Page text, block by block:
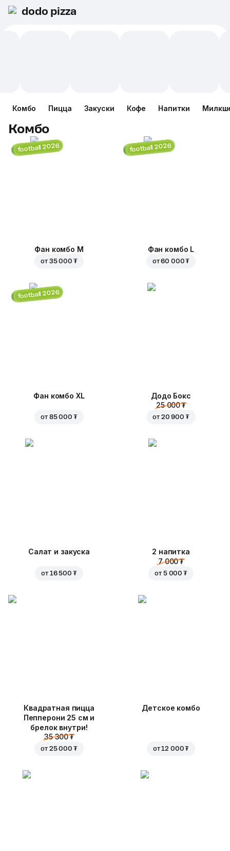
dodo pizza
Комбо Пицца Закуски Кофе Напитки
Комбо
football 2026
Фан комбо М
от 35 000 ₮
football 2026
Фан комбо L
от60 000 ₮
football 2026
Фан комбо XL
от 85 000 ₮
Додо Бокс
25 000 ₮
от 20 900 ₮
Салат и закуска
от 16 500 ₮
2 напитка
7 000 ₮
от 5 000 ₮
Квадратная пицца
Пепперони 25 см и
брелок внутри!
35 300 ₮
от 25 000 ₮
Детское комбо
от12 000 ₮